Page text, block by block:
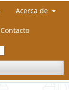
Acerca de
Contacto